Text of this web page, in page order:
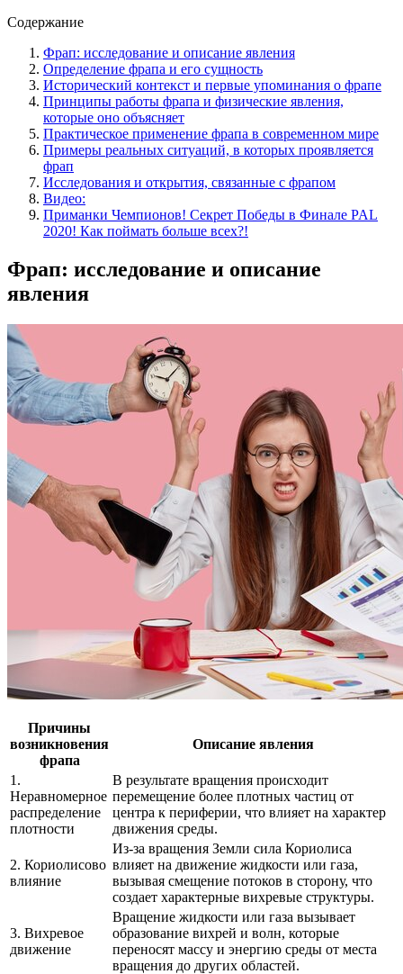
Содержание
Фрап: исследование и описание явления
Определение фрапа и его сущность
Исторический контекст и первые упоминания о фрапе
Принципы работы фрапа и физические явления,
которые оно объясняет
Практическое применение фрапа в современном мире
Примеры реальных ситуаций, в которых проявляется
фрап
Исследования и открытия, связанные с фрапом
Видео:
Приманки Чемпионов! Секрет Победы в Финале PAL
2020! Как поймать больше всех?!
Фрап: исследование и описание
явления
Причины
возникновения
фрапа
Описание явления
1.
Неравномерное
распределение
плотности
В результате вращения происходит
перемещение более плотных частиц от
центра к периферии, что влияет на характер
движения среды.
2. Кориолисово
влияние
Из-за вращения Земли сила Кориолиса
влияет на движение жидкости или газа,
вызывая смещение потоков в сторону, что
создает характерные вихревые структуры.
3. Вихревое
движение
Вращение жидкости или газа вызывает
образование вихрей и волн, которые
переносят массу и энергию среды от места
вращения до других областей.